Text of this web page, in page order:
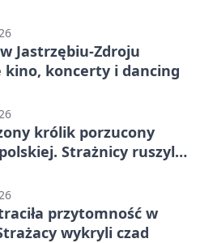
Jastrzębiu-Zdroju
kino, koncerty i dancing
królik porzucony
Strażnicy ruszyli
przytomność w
wykryli czad